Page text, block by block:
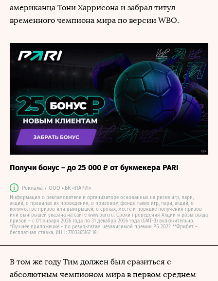
американца Тони Харрисона и забрал титул
временного чемпиона мира по версии WBO.
Получи бонус – до 25 000 ₽ от букмекера PARI
Реклама / ООО «БК «ПАРИ»
Информация о рекламодателе и организаторе основанных на риске игр, пари,
акций, о правилах их проведения, о призовом фонде таких игр, пари, акций, о
количестве призов или выигрышей, о сроках, месте и порядке получения призов
или выигрышей указана на сайте www.pari.ru. Сроки проведения Акции и розыгрыша
призов – с 01 января 2026 года по 31 декабря 2026 года (GMT+3) включительно.
*Лучшее приложение – по результатам независимой премии РБ 2022 **Фрибет –
бесплатная ставка. ИНН: 7703365167 18+
В том же году Тим должен был сразиться с
абсолютным чемпионом мира в первом среднем